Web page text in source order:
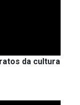
da cultura